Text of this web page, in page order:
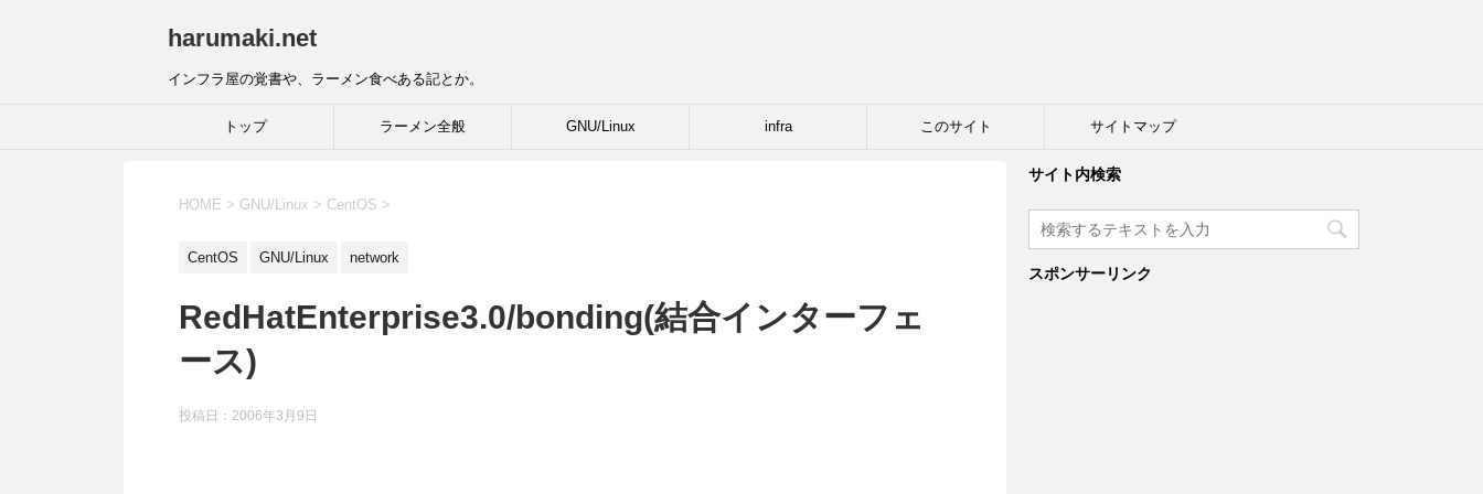
harumaki.net
インフラ屋の覚書や、ラーメン食べある記とか。
トップ ラーメン全般 GNU/Linux infra このサイト サイトマップ
HOME > GNU/Linux > CentOS >
CentOS GNU/Linux network
RedHatEnterprise3.0​/bonding(結合インターフェ
ース)
投稿日：2006年3月9日
サイト内検索
スポンサーリンク